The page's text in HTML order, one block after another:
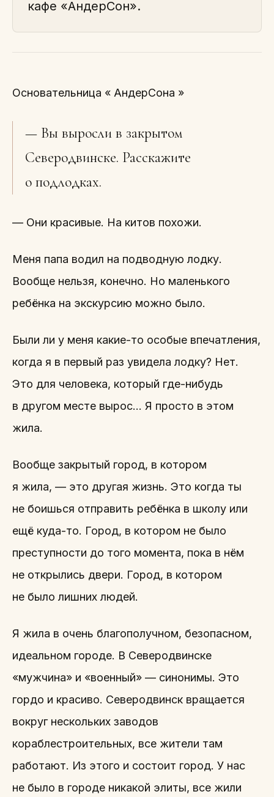
кафе «АндерСон».
Основательница « АндерСона »
— Вы выросли в закрытом
Северодвинске. Расскажите
о подлодках.
— Они красивые. На китов похожи.
Меня папа водил на подводную лодку.
Вообще нельзя, конечно. Но маленького
ребёнка на экскурсию можно было.
Были ли у меня какие-то особые впечатления,
когда я в первый раз увидела лодку? Нет.
Это для человека, который где-нибудь
в другом месте вырос… Я просто в этом
жила.
Вообще закрытый город, в котором
я жила, — это другая жизнь. Это когда ты
не боишься отправить ребёнка в школу или
ещё куда-то. Город, в котором не было
преступности до того момента, пока в нём
не открылись двери. Город, в котором
не было лишних людей.
Я жила в очень благополучном, безопасном,
идеальном городе. В Северодвинске
«мужчина» и «военный» — синонимы. Это
гордо и красиво. Северодвинск вращается
вокруг нескольких заводов
кораблестроительных, все жители там
работают. Из этого и состоит город. У нас
не было в городе никакой элиты, все жили